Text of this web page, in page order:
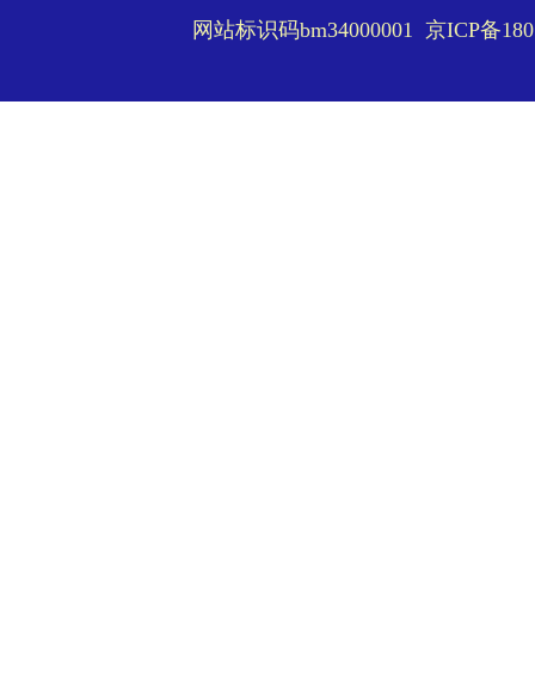
网站标识码bm34000001 京ICP备